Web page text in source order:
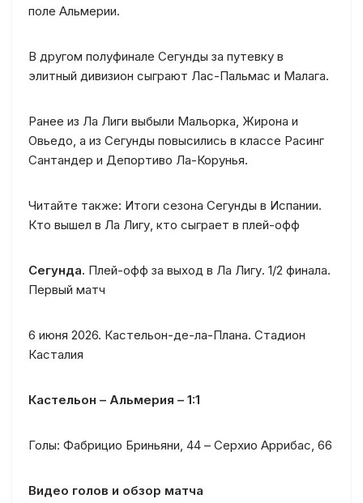
поле Альмерии.
В другом полуфинале Сегунды за путевку в
элитный дивизион сыграют Лас-Пальмас и Малага.
Ранее из Ла Лиги выбыли Мальорка, Жирона и
Овьедо, а из Сегунды повысились в классе Расинг
Сантандер и Депортиво Ла-Корунья.
Читайте также: Итоги сезона Сегунды в Испании.
Кто вышел в Ла Лигу, кто сыграет в плей-офф
Сегунда. Плей-офф за выход в Ла Лигу. 1/2 финала.
Первый матч
6 июня 2026. Кастельон-де-ла-Плана. Стадион
Касталия
Кастельон – Альмерия – 1:1
Голы: Фабрицио Бриньяни, 44 – Серхио Аррибас, 66
Видео голов и обзор матча